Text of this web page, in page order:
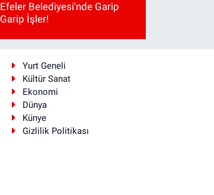
Efeler Belediyesi'nde Garip
Garip İşler!
Yurt Geneli
Kültür Sanat
Ekonomi
Dünya
Künye
Gizlilik Politikası